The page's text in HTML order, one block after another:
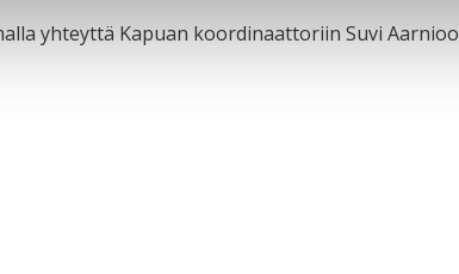
yhteyttä Kapuan koordinaattoriin Suvi